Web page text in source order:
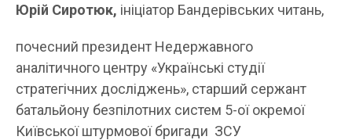
Юрій Сиротюк, ініціатор Бандерівських читань,
почесний президент Недержавного
аналітичного центру «Українські студії
стратегічних досліджень», старший сержант
батальйону безпілотних систем 5-ої окремої
Київської штурмової бригади ЗСУ